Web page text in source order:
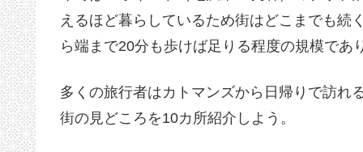
えるほど暮らしているため街はどこまでも続
ら端まで20分も歩けば足りる程度の規模で
多くの旅行者はカトマンズから日帰りで訪れ
街の見どころを10カ所紹介しよう。